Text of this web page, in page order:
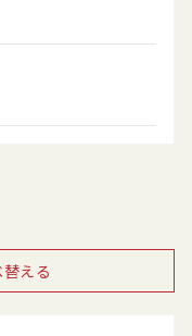
える